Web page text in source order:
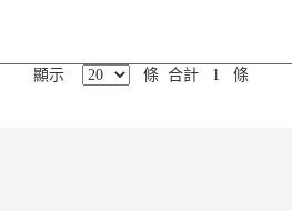
顯示 條 合計 1 條